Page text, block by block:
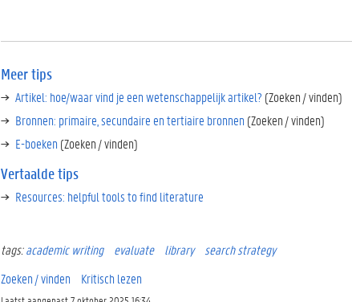
Meer tips
Artikel: hoe/waar vind je een wetenschappelijk artikel? (Zoeken / vinden)
Bronnen: primaire, secundaire en tertiaire bronnen (Zoeken / vinden)
E-boeken (Zoeken / vinden)
Vertaalde tips
Resources: helpful tools to find literature
tags:academic writing evaluate library
search strategy
Zoeken / vinden
Kritisch lezen